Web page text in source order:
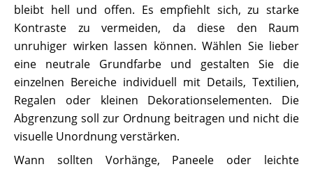
bleibt hell und offen. Es empfiehlt sich, zu starke
Kontraste zu vermeiden, da diese den Raum
unruhiger wirken lassen können. Wählen Sie lieber
eine neutrale Grundfarbe und gestalten Sie die
einzelnen Bereiche individuell mit Details, Textilien,
Regalen oder kleinen Dekorationselementen. Die
Abgrenzung soll zur Ordnung beitragen und nicht die
visuelle Unordnung verstärken.
Wann sollten Vorhänge, Paneele oder leichte